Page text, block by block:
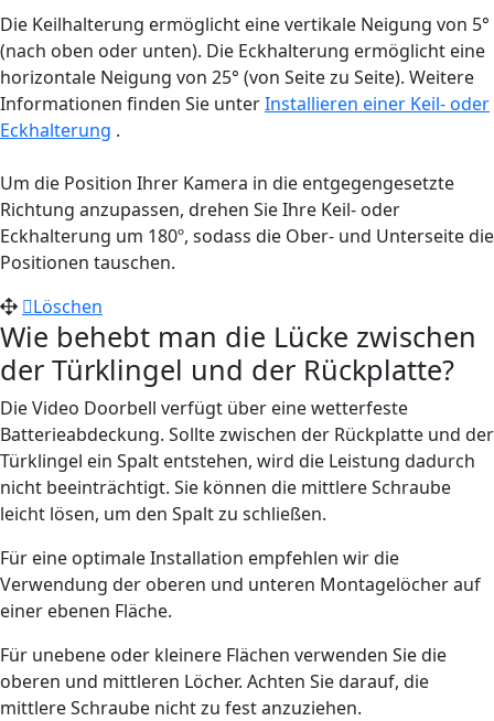
Die Keilhalterung ermöglicht eine vertikale Neigung von 5°
(nach oben oder unten). Die Eckhalterung ermöglicht eine
horizontale Neigung von 25° (von Seite zu Seite). Weitere
Informationen finden Sie unterInstallieren einer Keil- oder
Eckhalterung .
Um die Position Ihrer Kamera in die entgegengesetzte
Richtung anzupassen, drehen Sie Ihre Keil- oder
Eckhalterung um 180º, sodass die Ober- und Unterseite die
Positionen tauschen.
Löschen
Wie behebt man die Lücke zwischen
der Türklingel und der Rückplatte?
Die Video Doorbell verfügt über eine wetterfeste
Batterieabdeckung. Sollte zwischen der Rückplatte und der
Türklingel ein Spalt entstehen, wird die Leistung dadurch
nicht beeinträchtigt. Sie können die mittlere Schraube
leicht lösen, um den Spalt zu schließen.
Für eine optimale Installation empfehlen wir die
Verwendung der oberen und unteren Montagelöcher auf
einer ebenen Fläche.
Für unebene oder kleinere Flächen verwenden Sie die
oberen und mittleren Löcher. Achten Sie darauf, die
mittlere Schraube nicht zu fest anzuziehen.